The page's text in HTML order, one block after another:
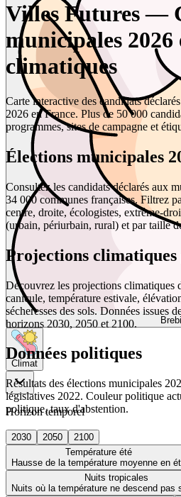
Climat
Horizon temporel
2030 2050
2100
Température été
Hausse de la température moyenne en
Nuits tropicales
Nuits où la température ne descend pas
Villes Futures —
municipales
climatiques
Carte interactive des candidats
2026 en France. Plus de 50 000
programmes, sites de campagne et
Élections municipales
Consultez les candidats déclarés aux
34 000 communes françaises. Filtrez
centre, droite, écologistes, extrême-
(urbain, périurbain, rural) et par taille
Projections climatiques
Découvrez les projections climatiques
canicule, température estivale,
sécheresses des sols. Données issues
horizons 2030, 2050 et 2100.
Données politiques
Résultats des élections municipales
législatives 2022. Couleur politique
politique, taux d'abstention.